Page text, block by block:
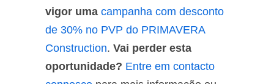
vigor uma campanha com desconto
de 30% no PVP do PRIMAVERA
Construction. Vai perder esta
oportunidade? Entre em contacto